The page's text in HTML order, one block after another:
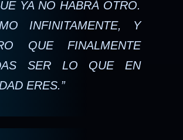
YA NO HABRÁ OTRO.
INFINITAMENTE, Y
QUE FINALMENTE
SER LO QUE EN
ERES.”